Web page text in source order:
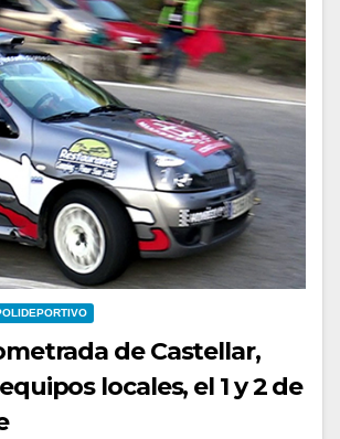
de Castellar,
locales, el 1 y 2 de